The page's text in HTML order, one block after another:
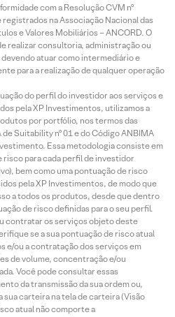
com a Resolução CVM nº
na Associação Nacional das
e Valores Mobiliários – ANCORD. O
realizar consultoria, administração ou
atuar como intermediário e
para a realização de qualquer operação
do perfil do investidor aos serviços e
pela XP Investimentos, utilizamos a
por portfólio, nos termos das
Suitability nº 01 e do Código ANBIMA
Essa metodologia consiste em
risco para cada perfil de investidor
bem como uma pontuação de risco
pela XP Investimentos, de modo que
a todos os produtos, desde que dentro
de risco definidas para o seu perfil.
contratar os serviços objeto deste
se a sua pontuação de risco atual
e/ou a contratação dos serviços em
de volume, concentração e/ou
Você pode consultar essas
da transmissão da sua ordem ou,
sua carteira na tela de carteira (Visão
atual não comporte a